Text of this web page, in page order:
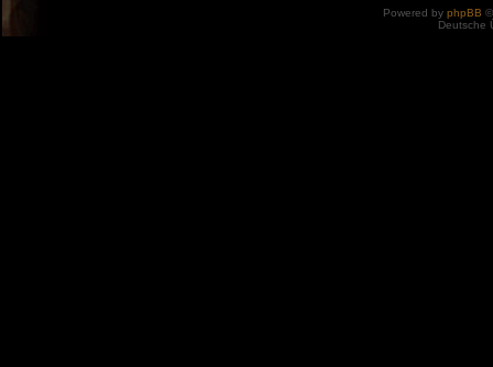
Powered by phpBB
Deutsche